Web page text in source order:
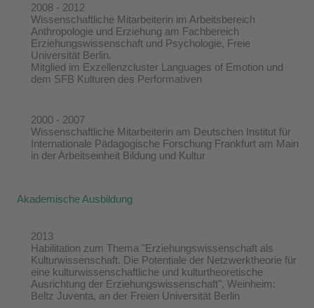
2008 - 2012
Wissenschaftliche Mitarbeiterin im Arbeitsbereich
Anthropologie und Erziehung am Fachbereich
Erziehungswissenschaft und Psychologie, Freie
Universität Berlin.
Mitglied im Exzellenzcluster Languages of Emotion und
dem SFB Kulturen des Performativen
2000 - 2007
Wissenschaftliche Mitarbeiterin am Deutschen Institut für
Internationale Pädagogische Forschung Frankfurt am Main
in der Arbeitseinheit Bildung und Kultur
Akademische Ausbildung
2013
Habilitation zum Thema "Erziehungswissenschaft als
Kulturwissenschaft. Die Potentiale der Netzwerktheorie für
eine kulturwissenschaftliche und kulturtheoretische
Ausrichtung der Erziehungswissenschaft", Weinheim:
Beltz Juventa, an der Freien Universität Berlin